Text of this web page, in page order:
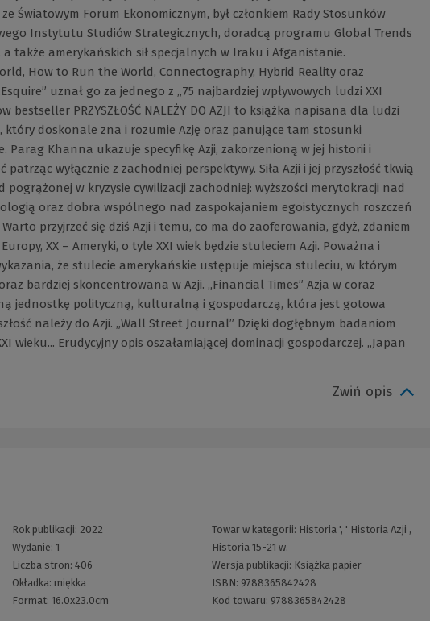
Światowym Forum Ekonomicznym, był członkiem Rady Stosunków
Instytutu Studiów Strategicznych, doradcą programu Global Trends
także amerykańskich sił specjalnych w Iraku i Afganistanie.
How to Run the World, Connectography, Hybrid Reality oraz
uznał go za jednego z „75 najbardziej wpływowych ludzi XXI
bestseller PRZYSZŁOŚĆ NALEŻY DO AZJI to książka napisana dla ludzi
który doskonale zna i rozumie Azję oraz panujące tam stosunki
Parag Khanna ukazuje specyfikę Azji, zakorzenioną w jej historii i
wyłącznie z zachodniej perspektywy. Siła Azji i jej przyszłość tkwią
w kryzysie cywilizacji zachodniej: wyższości merytokracji nad
oraz dobra wspólnego nad zaspokajaniem egoistycznych roszczeń
przyjrzeć się dziś Azji i temu, co ma do zaoferowania, gdyż, zdaniem
XX – Ameryki, o tyle XXI wiek będzie stuleciem Azji. Poważna i
że stulecie amerykańskie ustępuje miej­sca stuleciu, w którym
bardziej skoncentrowana w Azji. „Financial Times” Azja w coraz
jednostkę polityczną, kulturalną i gospodarczą, która jest gotowa
należy do Azji. „Wall Street Journal” Dzięki dogłębnym badaniom
wieku... Erudycyjny opis oszałamiającej dominacji gospodarczej. „Japan
Zwiń opis
Rok publikacji: 2022
Wydanie:1
Liczba stron:406
Okładka: miękka
Format:16.0x23.0cm
Towar w kategorii: Historia', ' Historia Azji ,
Historia 15-21 w.
Wersja publikacji: Książka papier
ISBN: 9788365842428
Kod towaru: 9788365842428